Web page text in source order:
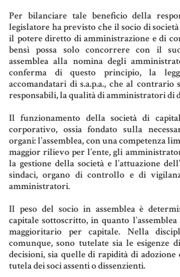
Aziende e società
AZIENDA & SOCIETÀ
ENTI NO-PROFIT
LEASING
CODICE CIVILE
LE PAROLE DIFFICILI DEL NOTAIO
Per bilanciare tale beneficio della
legislatore ha previsto che il socio di
il potere diretto di amministrazione e di
bensì possa solo concorrere con il
assemblea alla nomina degli
conferma di questo principio, la
accomandatari di s.a.p.a., che al
responsabili, la qualità di amministratori di
Il funzionamento della società di
corporativo, ossia fondato sulla
organi: l’assemblea, con una competenza
maggior rilievo per l’ente, gli
la gestione della società e l’attuazione
sindaci, organo di controllo e di
amministratori.
Il peso del socio in assemblea è
capitale sottoscritto, in quanto
maggioritario per capitale. Nella
comunque, sono tutelate sia le esigenze
decisioni, sia quelle di rapidità di
tutela dei soci assenti o dissenzienti.